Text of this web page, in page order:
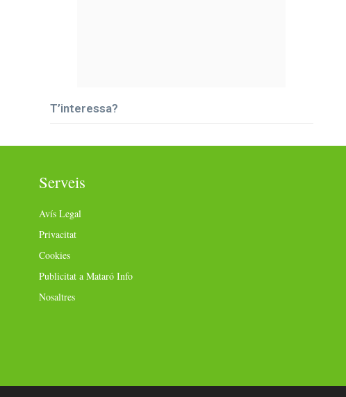
T’interessa?
Serveis
Avís Legal
Privacitat
Cookies
Publicitat a Mataró Info
Nosaltres